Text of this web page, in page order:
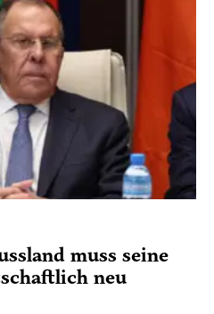
muss seine
neu